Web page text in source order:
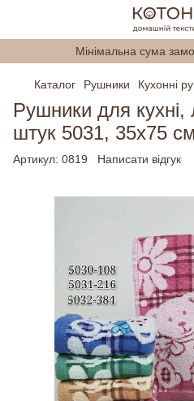
Мінімальна сума
Каталог Рушники Кухонні
Рушники для
штук 5031, 35х75 см
Артикул: 0819 Написати відгук